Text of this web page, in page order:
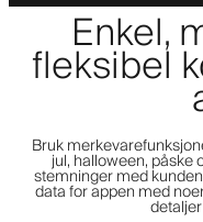
Enkel,
fleksibel
Bruk
jul, halloween, påske
stemninger med
data for appen med